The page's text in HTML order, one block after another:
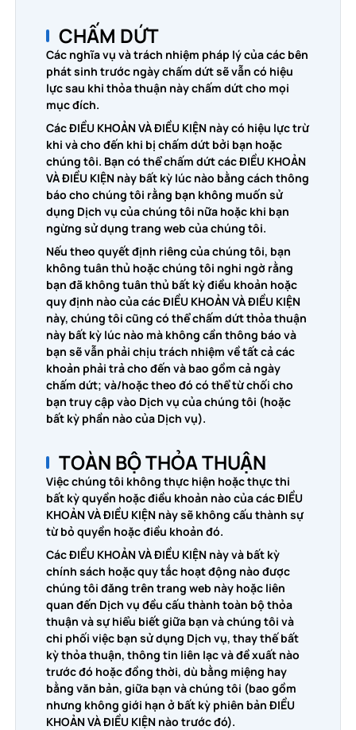
CHẤM DỨT
Các nghĩa vụ và trách nhiệm pháp lý của các bên
phát sinh trước ngày chấm dứt sẽ vẫn có hiệu
lực sau khi thỏa thuận này chấm dứt cho mọi
mục đích.
Các ĐIỀU KHOẢN VÀ ĐIỀU KIỆN này có hiệu lực trừ
khi và cho đến khi bị chấm dứt bởi bạn hoặc
chúng tôi. Bạn có thể chấm dứt các ĐIỀU KHOẢN
VÀ ĐIỀU KIỆN này bất kỳ lúc nào bằng cách thông
báo cho chúng tôi rằng bạn không muốn sử
dụng Dịch vụ của chúng tôi nữa hoặc khi bạn
ngừng sử dụng trang web của chúng tôi.
Nếu theo quyết định riêng của chúng tôi, bạn
không tuân thủ hoặc chúng tôi nghi ngờ rằng
bạn đã không tuân thủ bất kỳ điều khoản hoặc
quy định nào của các ĐIỀU KHOẢN VÀ ĐIỀU KIỆN
này, chúng tôi cũng có thể chấm dứt thỏa thuận
này bất kỳ lúc nào mà không cần thông báo và
bạn sẽ vẫn phải chịu trách nhiệm về tất cả các
khoản phải trả cho đến và bao gồm cả ngày
chấm dứt; và/hoặc theo đó có thể từ chối cho
bạn truy cập vào Dịch vụ của chúng tôi (hoặc
bất kỳ phần nào của Dịch vụ).
TOÀN BỘ THỎA THUẬN
Việc chúng tôi không thực hiện hoặc thực thi
bất kỳ quyền hoặc điều khoản nào của các ĐIỀU
KHOẢN VÀ ĐIỀU KIỆN này sẽ không cấu thành sự
từ bỏ quyền hoặc điều khoản đó.
Các ĐIỀU KHOẢN VÀ ĐIỀU KIỆN này và bất kỳ
chính sách hoặc quy tắc hoạt động nào được
chúng tôi đăng trên trang web này hoặc liên
quan đến Dịch vụ đều cấu thành toàn bộ thỏa
thuận và sự hiểu biết giữa bạn và chúng tôi và
chi phối việc bạn sử dụng Dịch vụ, thay thế bất
kỳ thỏa thuận, thông tin liên lạc và đề xuất nào
trước đó hoặc đồng thời, dù bằng miệng hay
bằng văn bản, giữa bạn và chúng tôi (bao gồm
nhưng không giới hạn ở bất kỳ phiên bản ĐIỀU
KHOẢN VÀ ĐIỀU KIỆN nào trước đó).